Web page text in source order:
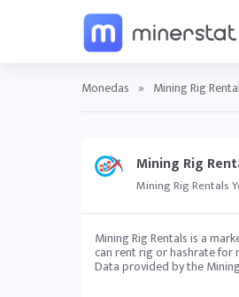
Monedas » Mining Rig
Mining Rig
Mining Rig Rentals
Mining Rig Rentals is a
can rent rig or hashrate for
Data provided by the